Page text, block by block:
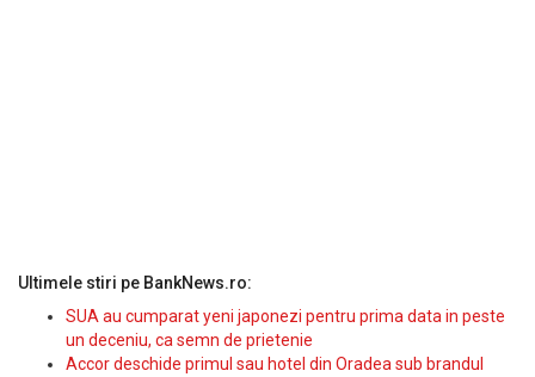
Ultimele stiri pe BankNews.ro:
SUA au cumparat yeni japonezi pentru prima data in peste
un deceniu, ca semn de prietenie
Accor deschide primul sau hotel din Oradea sub brandul